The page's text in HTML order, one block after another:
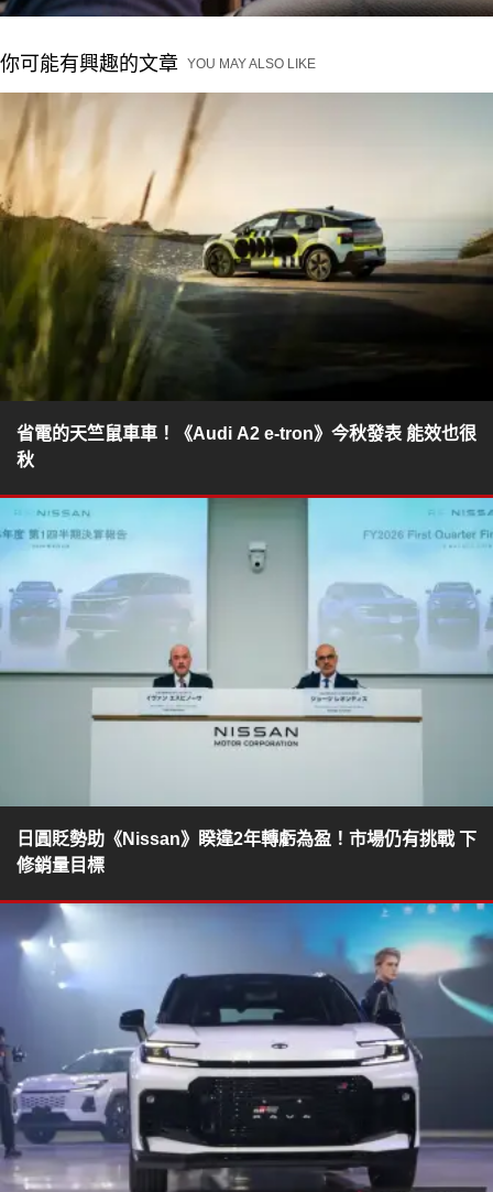
你可能有興趣的文章 YOU MAY ALSO LIKE
省電的天竺鼠車車！《Audi A2 e-tron》今秋發表 能效也很
秋
日圓貶勢助《Nissan》睽違2年轉虧為盈！市場仍有挑戰 下
修銷量目標